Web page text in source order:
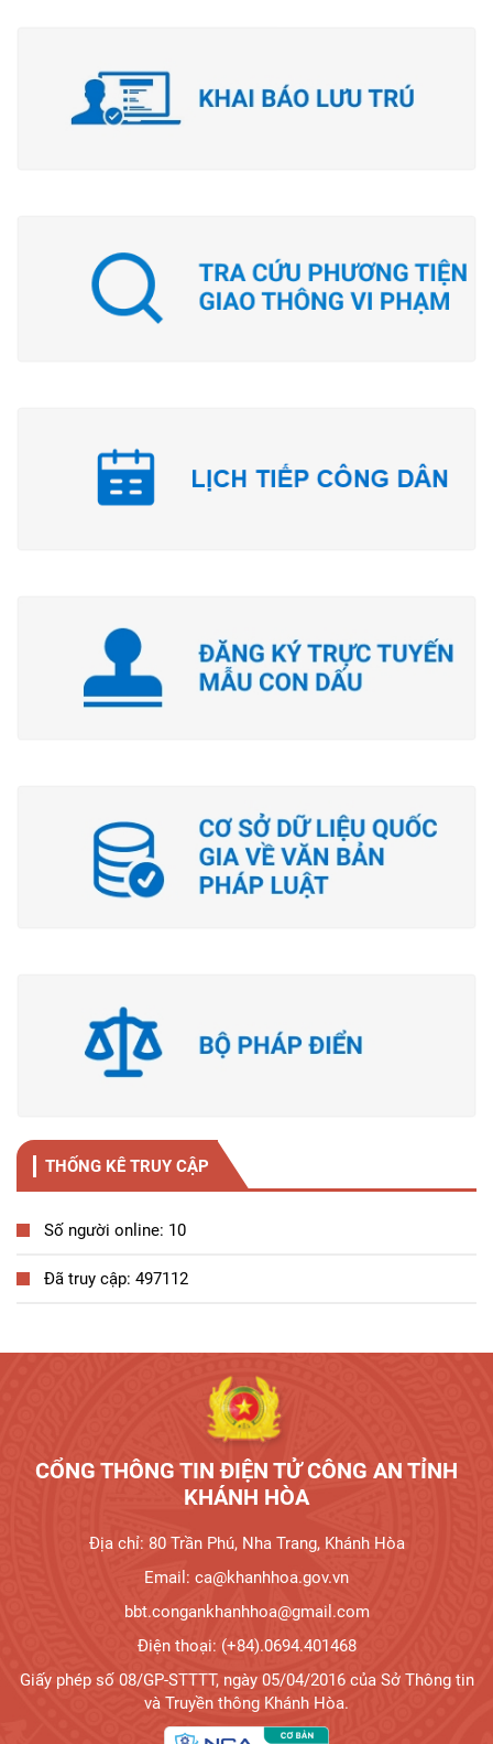
THỐNG KÊ TRUY CẬP
Số người online: 10
Đã truy cập: 497112
CỔNG THÔNG TIN ĐIỆN TỬ CÔNG AN TỈNH
KHÁNH HÒA
Địa chỉ: 80 Trần Phú, Nha Trang, Khánh Hòa
Email: ca@khanhhoa.gov.vn
bbt.congankhanhhoa@gmail.com
Điện thoại: (+84).0694.401468
Giấy phép số 08/GP-STTTT, ngày 05/04/2016 của Sở Thông tin
và Truyền thông Khánh Hòa.